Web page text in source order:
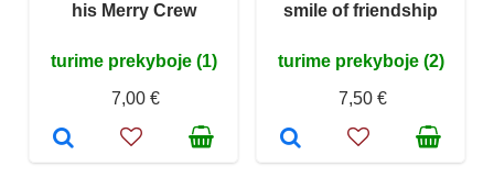
his Merry Crew
turime prekyboje (1)
7,00 €
smile of friendship
turime prekyboje (2)
7,50 €